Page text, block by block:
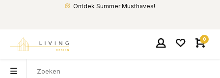
Ontdek Summer Musthaves!
0